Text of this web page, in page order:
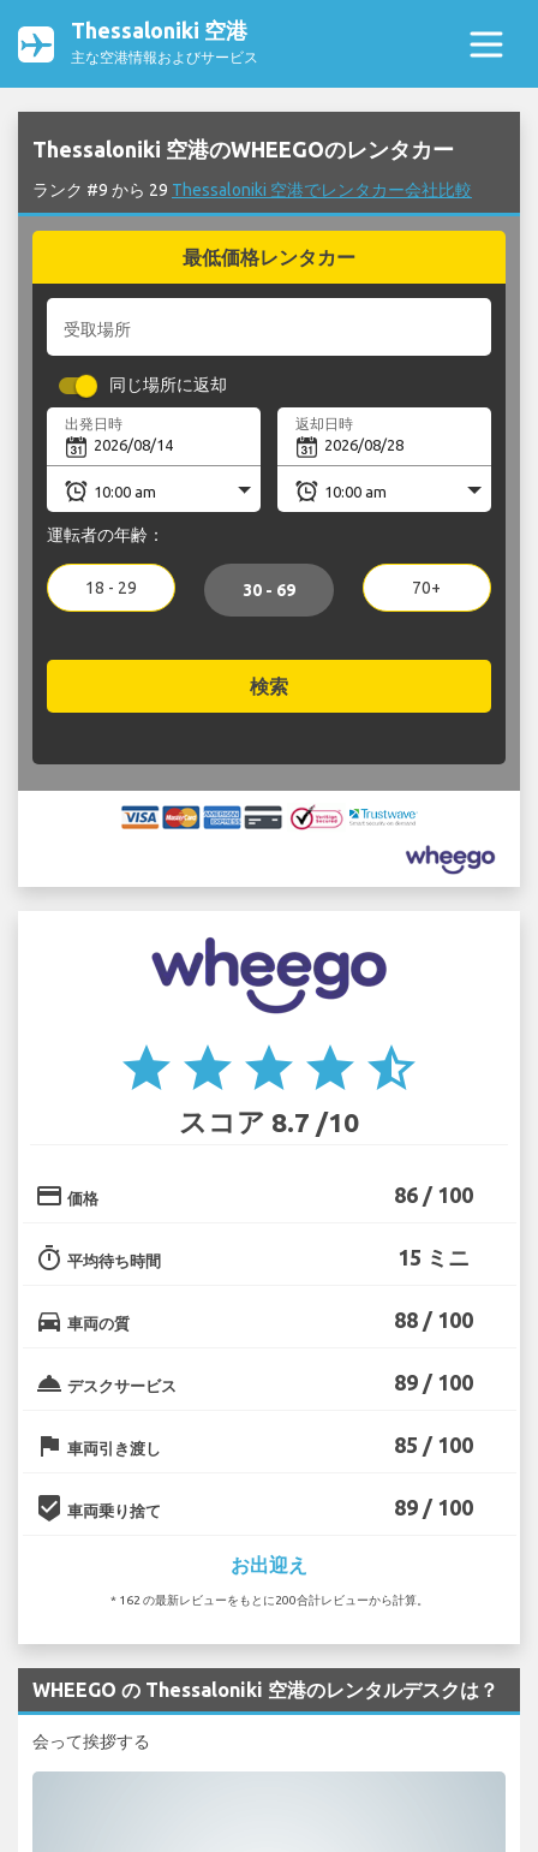
Thessaloniki 空港
主な空港情報およびサービス
Thessaloniki 空港のWHEEGOのレンタカー
ランク #9 から 29 Thessaloniki 空港でレンタカー会社比較
最低価格レンタカー
受取場所
同じ場所に返却
出発日時 返却日時
運転者の年齢：
18 - 29 30 - 69 70+
検索
star star star star star_half
スコア 8.7 /10
credit_card 価格 86 / 100
timer 平均待ち時間 15 ミニ
directions_car 車両の質 88 / 100
room_service デスクサービス 89 / 100
flag 車両引き渡し 85 / 100
beenhere 車両乗り捨て 89 / 100
お出迎え
* 162 の最新レビューをもとに200合計レビューから計算。
WHEEGO の Thessaloniki 空港のレンタルデスクは？
会って挨拶する